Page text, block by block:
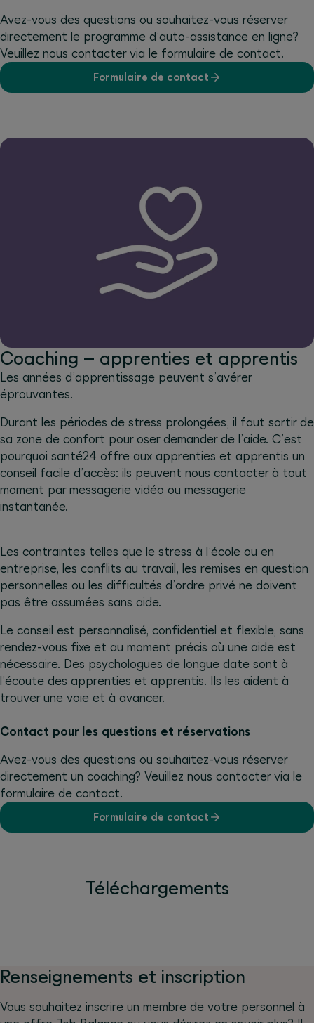
Avez-vous des questions ou souhaitez-vous réserver
directement le programme d’auto-assistance en ligne?
Veuillez nous contacter via le formulaire de contact.
Formulaire de contact
Coaching – apprenties et apprentis
Les années d’apprentissage peuvent s’avérer
éprouvantes.
Durant les périodes de stress prolongées, il faut sortir de
sa zone de confort pour oser demander de l’aide. C’est
pourquoi santé24 offre aux apprenties et apprentis un
conseil facile d’accès: ils peuvent nous contacter à tout
moment par messagerie vidéo ou messagerie
instantanée.
Les contraintes telles que le stress à l’école ou en
entreprise, les conflits au travail, les remises en question
personnelles ou les difficultés d’ordre privé ne doivent
pas être assumées sans aide.
Le conseil est personnalisé, confidentiel et flexible, sans
rendez-vous fixe et au moment précis où une aide est
nécessaire. Des psychologues de longue date sont à
l’écoute des apprenties et apprentis. Ils les aident à
trouver une voie et à avancer.
Contact pour les questions et réservations
Avez-vous des questions ou souhaitez-vous réserver
directement un coaching? Veuillez nous contacter via le
formulaire de contact.
Formulaire de contact
Téléchargements
Renseignements et inscription
Vous souhaitez inscrire un membre de votre personnel à